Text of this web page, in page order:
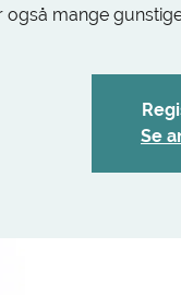
også mange
Se